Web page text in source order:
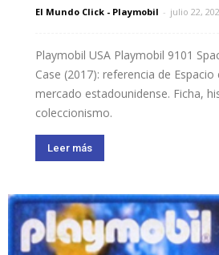
El Mundo Click - Playmobil - julio 22,
Playmobil USA Playmobil 9101
Case (2017): referencia de Espacio
mercado estadounidense. Ficha,
coleccionismo.
Leer más